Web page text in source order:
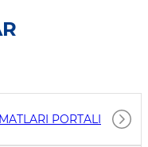
PORTALI